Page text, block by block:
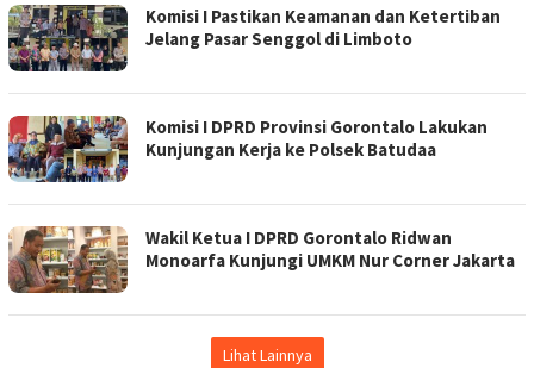
Komisi I Pastikan Keamanan dan Ketertiban
Jelang Pasar Senggol di Limboto
Komisi I DPRD Provinsi Gorontalo Lakukan
Kunjungan Kerja ke Polsek Batudaa
Wakil Ketua I DPRD Gorontalo Ridwan
Monoarfa Kunjungi UMKM Nur Corner Jakarta
Lihat Lainnya